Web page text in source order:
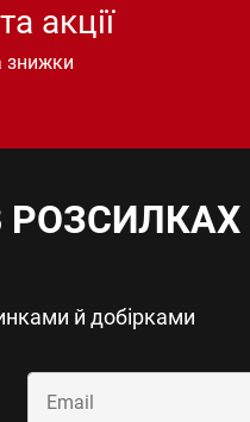
акції
знижки
РОЗСИЛКАХ
й добірками